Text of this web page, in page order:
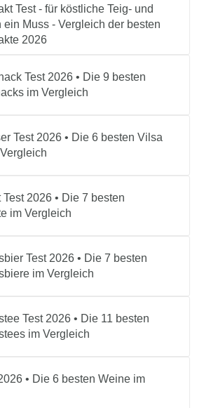
Test - für köstliche Teig- und
ein Muss - Vergleich der besten
2026
Test 2026 • Die 9 besten
im Vergleich
Test 2026 • Die 6 besten Vilsa
2026 • Die 7 besten
im Vergleich
Test 2026 • Die 7 besten
im Vergleich
Test 2026 • Die 11 besten
im Vergleich
• Die 6 besten Weine im